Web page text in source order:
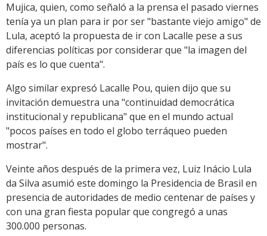
Mujica, quien, como señaló a la prensa el pasado viernes
tenía ya un plan para ir por ser "bastante viejo amigo" de
Lula, aceptó la propuesta de ir con Lacalle pese a sus
diferencias políticas por considerar que "la imagen del
país es lo que cuenta".
Algo similar expresó Lacalle Pou, quien dijo que su
invitación demuestra una "continuidad democrática
institucional y republicana" que en el mundo actual
"pocos países en todo el globo terráqueo pueden
mostrar".
Veinte años después de la primera vez, Luiz Inácio Lula
da Silva asumió este domingo la Presidencia de Brasil en
presencia de autoridades de medio centenar de países y
con una gran fiesta popular que congregó a unas
300.000 personas.